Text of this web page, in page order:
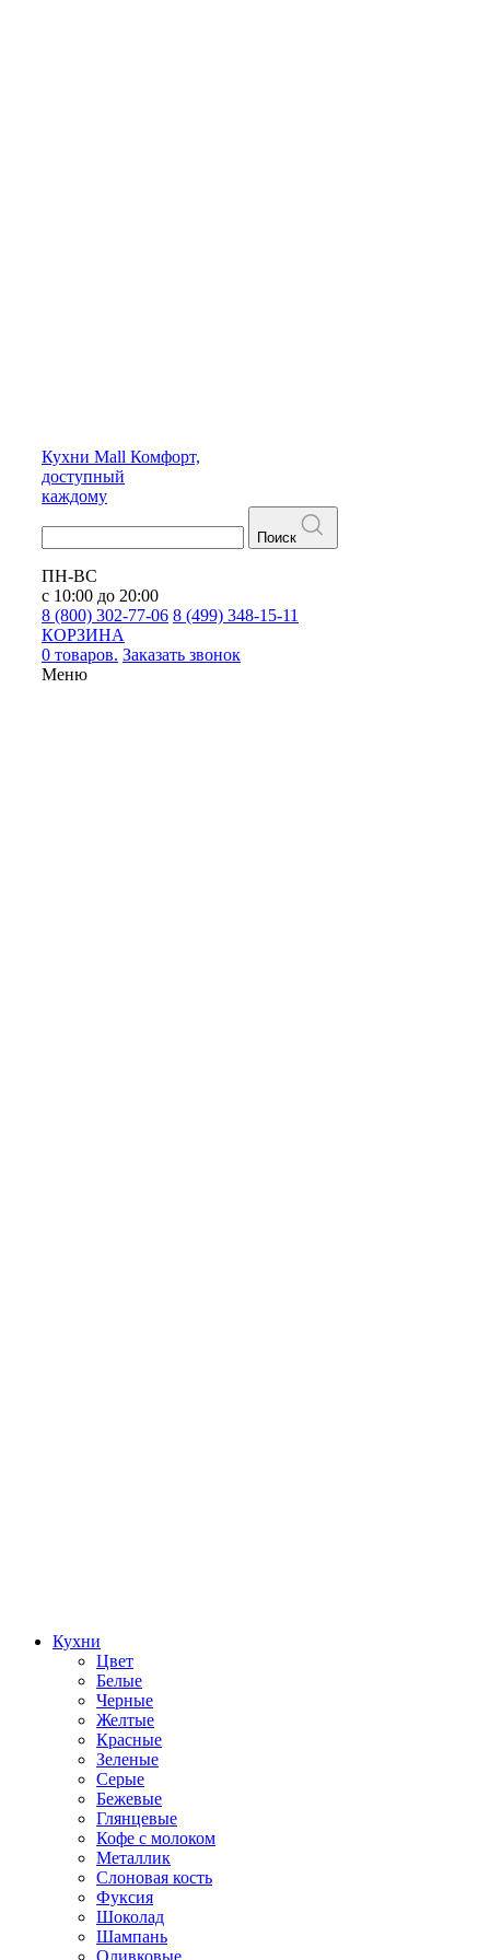
Кухни Mall Комфорт,
доступный
каждому
Поиск
ПН-ВС
с 10:00 до 20:00
8 (800) 302-77-06 8 (499) 348-15-11
КОРЗИНА
0 товаров. Заказать звонок
Меню
Кухни
Цвет
Белые
Черные
Желтые
Красные
Зеленые
Серые
Бежевые
Глянцевые
Кофе с молоком
Металлик
Слоновая кость
Фуксия
Шоколад
Шампань
Оливковые